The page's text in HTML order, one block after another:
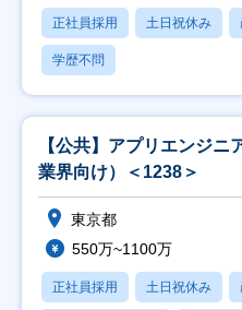
正社員採用 土日祝休み
学歴不問
【公共】アプリエンジ
業界向け）＜1238＞
東京都
550万~1100万
正社員採用 土日祝休み